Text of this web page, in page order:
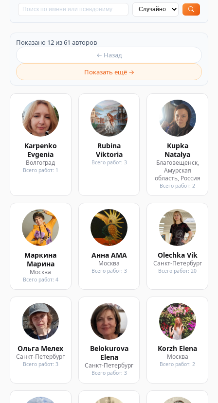
Показано 12 из 61 авторов
← Назад
Показать ещё →
Karpenko
Evgenia
Волгоград
Всего работ: 1
Rubina
Viktoria
Всего работ: 3
Kupka
Natalya
Благовещенск,
Амурская
область, Россия
Всего работ: 2
Маркина
Марина
Москва
Всего работ: 4
Анна АМА
Москва
Всего работ: 3
Olechka Vik
Санкт-Петербург
Всего работ: 20
Ольга Мелех
Санкт-Петербург
Всего работ: 3
Belokurova
Elena
Санкт-Петербург
Всего работ: 3
Korzh Elena
Москва
Всего работ: 2